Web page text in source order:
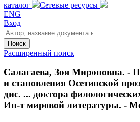
каталог
Сетевые ресурсы
ENG
Вход
Поиск
Расширенный поиск
Салагаева, Зоя Мироновна. -
и становления Осетинской
дис. ... доктора
Ин-т мировой литературы. -